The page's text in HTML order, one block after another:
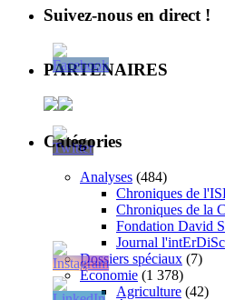
Suivez-nous en direct !
PARTENAIRES
Catégories
Analyses (484)
Chroniques de
Chroniques de la
Fondation David
Journal
Dossiers spéciaux (7)
Économie (1 378)
Agriculture (42)